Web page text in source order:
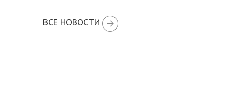
ВСЕ НОВОСТИ